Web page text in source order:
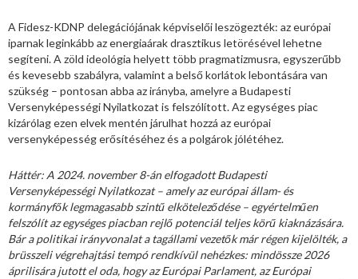
A Fidesz-KDNP delegációjának képviselői leszögezték: az európai
iparnak leginkább az energiaárak drasztikus letörésével lehetne
segíteni. A zöld ideológia helyett több pragmatizmusra, egyszerűbb
és kevesebb szabályra, valamint a belső korlátok lebontására van
szükség – pontosan abba az irányba, amelyre a Budapesti
Versenyképességi Nyilatkozat is felszólított. Az egységes piac
kizárólag ezen elvek mentén járulhat hozzá az európai
versenyképesség erősítéséhez és a polgárok jólétéhez.
Háttér: A 2024. november 8-án elfogadott Budapesti
Versenyképességi Nyilatkozat – amely az európai állam- és
kormányfők legmagasabb szintű elköteleződése – egyértelműen
felszólít az egységes piacban rejlő potenciál teljes körű kiaknázására.
Bár a politikai irányvonalat a tagállami vezetők már régen kijelölték, a
brüsszeli végrehajtási tempó rendkívül nehézkes: mindössze 2026
áprilisára jutott el oda, hogy az Európai Parlament, az Európai